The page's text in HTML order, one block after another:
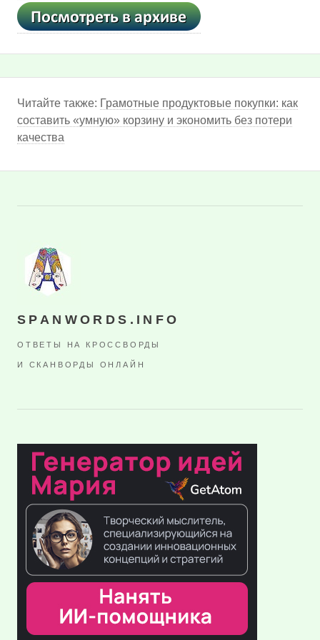
Читайте также: Грамотные продуктовые покупки: как
составить «умную» корзину и экономить без потери
качества
SPANWORDS.INFO
ОТВЕТЫ НА КРОССВОРДЫ
И СКАНВОРДЫ ОНЛАЙН